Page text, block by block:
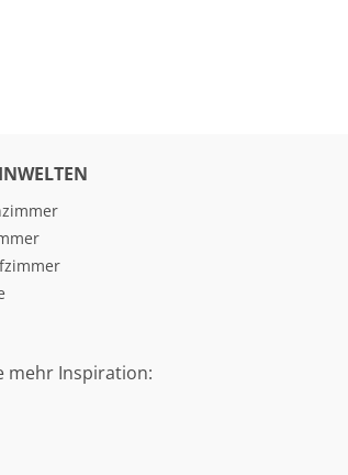
mehr Inspiration: